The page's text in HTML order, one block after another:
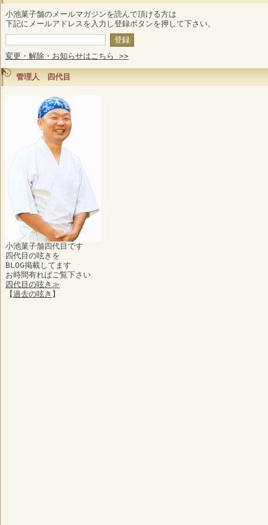
小池菓子舗のメールマガジンを読んで頂ける方は
下記にメールアドレスを入力し登録ボタンを押して下さい。
変更・解除・お知らせはこちら >>
管理人 四代目
小池菓子舗四代目です
四代目の呟きを
BLOG掲載してます
お時間有ればご覧下さい
四代目の呟き≫
【過去の呟き 】